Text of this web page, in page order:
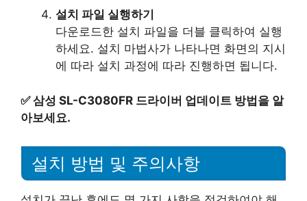
설치 파일 실행하기
다운로드한 설치 파일을 더블 클릭하여 실행
하세요. 설치 마법사가 나타나면 화면의 지시
에 따라 설치 과정에 따라 진행하면 됩니다.
✅삼성 SL-C3080FR 드라이버 업데이트 방법을 알
아보세요.
설치 방법 및 주의사항